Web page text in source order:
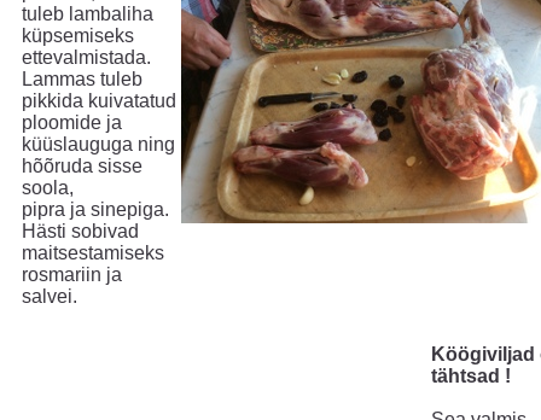
tuleb lambaliha
küpsemiseks
ettevalmistada.
Lammas tuleb
pikkida kuivatatud
ploomide ja
küüslauguga ning
hõõruda sisse
soola,
pipra ja sinepiga.
Hästi sobivad
maitsestamiseks
rosmariin ja
salvei.
Köögiviljad
tähtsad !